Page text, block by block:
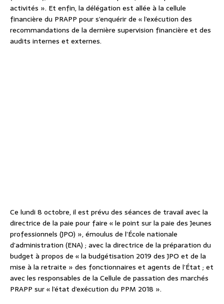
activités ». Et enfin, la délégation est allée à la cellule
financière du PRAPP pour s’enquérir de « l’exécution des
recommandations de la dernière supervision financière et des
audits internes et externes.
Ce lundi 8 octobre, il est prévu des séances de travail avec la
directrice de la paie pour faire « le point sur la paie des Jeunes
professionnels (JPO) », émoulus de l’École nationale
d’administration (ENA) ; avec la directrice de la préparation du
budget à propos de « la budgétisation 2019 des JPO et de la
mise à la retraite » des fonctionnaires et agents de l’État ; et
avec les responsables de la Cellule de passation des marchés
PRAPP sur « l’état d’exécution du PPM 2018 ».